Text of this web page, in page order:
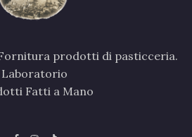
prodotti di pasticceria.
Laboratorio
Fatti a Mano